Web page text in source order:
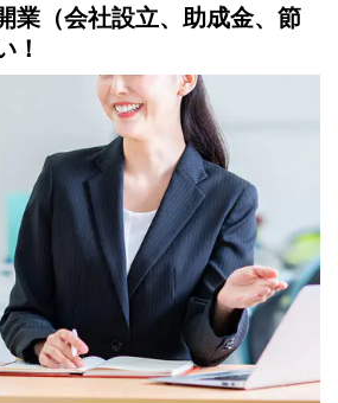
業（会社設立、助成金、節
！